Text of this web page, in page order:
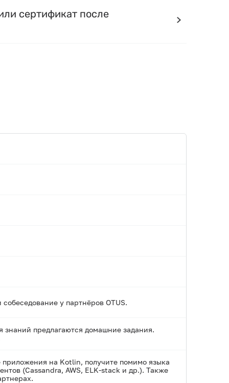
сертификат после
у партнёров OTUS.
знаний предлагаются домашние задания.
приложения на Kotlin, получите помимо языка
(Cassandra, AWS, ELK-stack и др.). Также